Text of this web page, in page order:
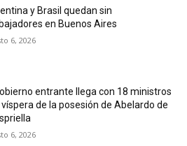
y Brasil quedan sin
en Buenos Aires
6, 2026
entrante llega con 18 ministros
víspera de la posesión de Abelardo de
6, 2026